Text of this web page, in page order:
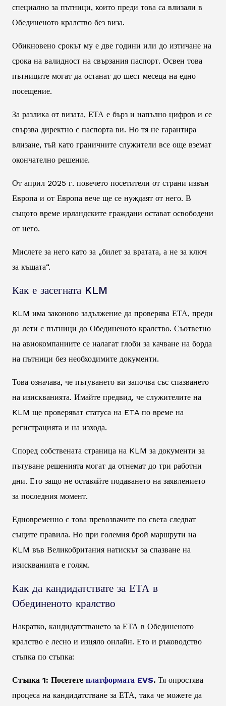
специално за пътници, които преди това са влизали в
Обединеното кралство без виза.
Обикновено срокът му е две години или до изтичане на
срока на валидност на свързания паспорт. Освен това
пътниците могат да останат до шест месеца на едно
посещение.
За разлика от визата, ЕТА е бърз и напълно цифров и се
свързва директно с паспорта ви. Но тя не гарантира
влизане, тъй като граничните служители все още вземат
окончателно решение.
От април 2025 г. повечето посетители от страни извън
Европа и от Европа вече ще се нуждаят от него. В
същото време ирландските граждани остават освободени
от него.
Мислете за него като за „билет за вратата, а не за ключ
за къщата“.
Как е засегната KLM
KLM има законово задължение да проверява ЕТА, преди
да лети с пътници до Обединеното кралство. Съответно
на авиокомпаниите се налагат глоби за качване на борда
на пътници без необходимите документи.
Това означава, че пътуването ви започва със спазването
на изискванията. Имайте предвид, че служителите на
KLM ще проверяват статуса на ETA по време на
регистрацията и на изхода.
Според собствената страница на KLM за документи за
пътуване решенията могат да отнемат до три работни
дни. Ето защо не оставяйте подаването на заявлението
за последния момент.
Едновременно с това превозвачите по света следват
същите правила. Но при големия брой маршрути на
KLM във Великобритания натискът за спазване на
изискванията е голям.
Как да кандидатствате за ЕТА в
Обединеното кралство
Накратко, кандидатстването за ЕТА в Обединеното
кралство е лесно и изцяло онлайн. Ето и ръководство
стъпка по стъпка:
Стъпка 1: Посетете платформата EVS. Тя опростява
процеса на кандидатстване за ЕТА, така че можете да